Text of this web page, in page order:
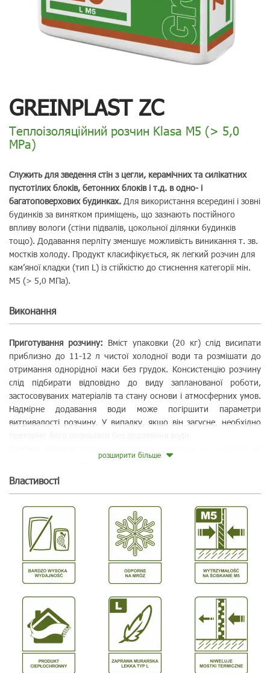
GREINPLAST ZC
Теплоізоляційний розчин Klasa M5 (> 5,0
MPa)
Служить для зведення стін з цегли, керамічних та силікатних
пустотілих блоків, бетонних блоків і т.д. в одно- і
багатоповерхових будинках. Для використання всередині і зовні
будинків за винятком приміщень, що зазнають постійного
впливу вологи (стіни підвалів, цокольної ділянки будинків
тощо). Додавання перліту зменшує можливість виникання т. зв.
мостків холоду. Продукт класифікується, як легкий розчин для
кам’яної кладки (тип L) із стійкістю до стиснення категорії мін.
М5 (> 5,0 МПа).
Виконання
Приготування розчину: Вміст упаковки (20 кг) слід висипати
приблизно до 11-12 л чистої холодної води та розмішати до
отримання однорідної маси без грудок. Консистенцію розчину
слід підбирати відповідно до виду запланованої роботи,
застосовуваних матеріалів та стану основи і атмосферних умов.
Надмірне додавання води може погіршити параметри
витривалості розчину. У випадку, якщо він загусне, необхідно
допомогою кельми, елементи кладки легко притиснути та
вирівняти, а надлишок розчину, що виступає поза стіну слід
усунути. Треба звернути особливу увагу на повне заповнення
розширити більше
Bластивості